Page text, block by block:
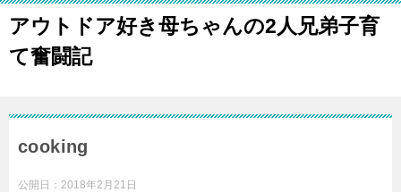
アウトドア好き母ちゃんの2人兄弟子育
て奮闘記
cooking
公開日： 2018年2月21日